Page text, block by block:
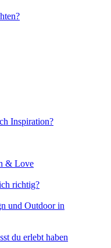
Inspiration?
& Love
richtig?
und Outdoor in
du erlebt haben